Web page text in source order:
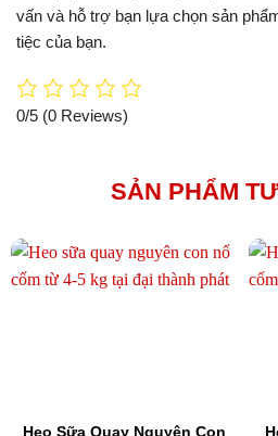
vấn và hỗ trợ bạn lựa chọn sản
tiệc của bạn.
0/5 (0 Reviews)
SẢN PHẨM
Heo Sữa Quay Nguyên Con